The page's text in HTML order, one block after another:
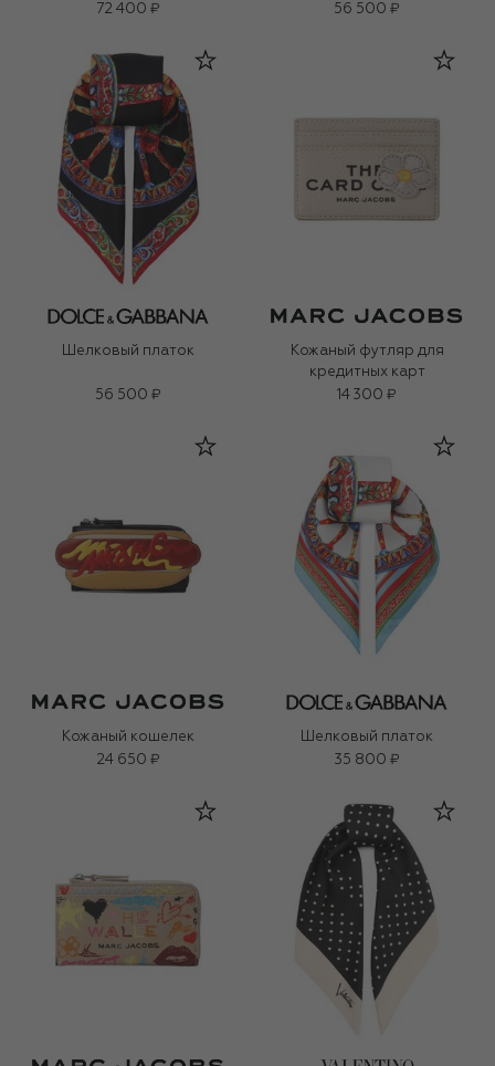
72 400 ₽
56 500 ₽
Шелковый платок
56 500 ₽
Кожаный футляр для
кредитных карт
14 300 ₽
Кожаный кошелек
24 650 ₽
Шелковый платок
35 800 ₽